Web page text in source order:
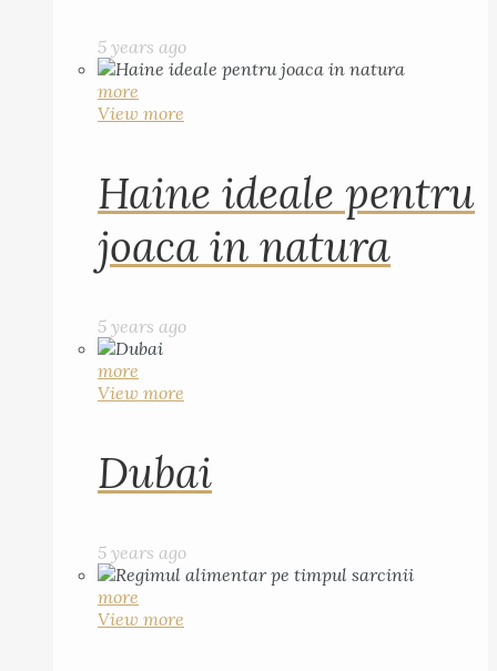
5 years ago
more
View more
Haine ideale pentru
joaca in natura
5 years ago
more
View more
Dubai
5 years ago
more
View more